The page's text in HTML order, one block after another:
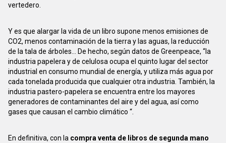
vertedero.
Y es que alargar la vida de un libro supone menos emisiones de
CO2, menos contaminación de la tierra y las aguas, la reducción
de la tala de árboles... De hecho, según datos de Greenpeace, “la
industria papelera y de celulosa ocupa el quinto lugar del sector
industrial en consumo mundial de energía, y utiliza más agua por
cada tonelada producida que cualquier otra industria. También, la
industria pastero-papelera se encuentra entre los mayores
generadores de contaminantes del aire y del agua, así como
gases que causan el cambio climático “.
En definitiva, con la compra venta de libros de segunda mano